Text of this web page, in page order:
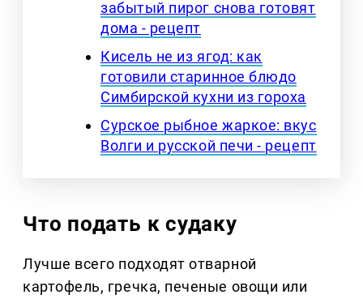
забытый пирог снова готовят
дома - рецепт
Кисель не из ягод: как
готовили старинное блюдо
Симбирской кухни из гороха
Сурское рыбное жаркое: вкус
Волги и русской печи - рецепт
Что подать к судаку
Лучше всего подходят отварной
картофель, гречка, печеные овощи или